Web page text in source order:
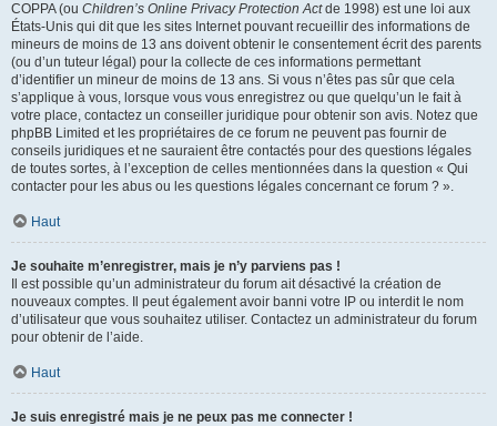
COPPA (ou Children’s Online Privacy Protection Actde 1998) est une loi aux
États-Unis qui dit que les sites Internet pouvant recueillir des informations de
mineurs de moins de 13 ans doivent obtenir le consentement écrit des parents
(ou d’un tuteur légal) pour la collecte de ces informations permettant
d’identifier un mineur de moins de 13 ans. Si vous n’êtes pas sûr que cela
s’applique à vous, lorsque vous vous enregistrez ou que quelqu’un le fait à
votre place, contactez un conseiller juridique pour obtenir son avis. Notez que
phpBB Limited et les propriétaires de ce forum ne peuvent pas fournir de
conseils juridiques et ne sauraient être contactés pour des questions légales
de toutes sortes, à l’exception de celles mentionnées dans la question « Qui
contacter pour les abus ou les questions légales concernant ce forum ? ».
Haut
Je souhaite m’enregistrer, mais je n’y parviens pas !
Il est possible qu’un administrateur du forum ait désactivé la création de
nouveaux comptes. Il peut également avoir banni votre IP ou interdit le nom
d’utilisateur que vous souhaitez utiliser. Contactez un administrateur du forum
pour obtenir de l’aide.
Haut
Je suis enregistré mais je ne peux pas me connecter !